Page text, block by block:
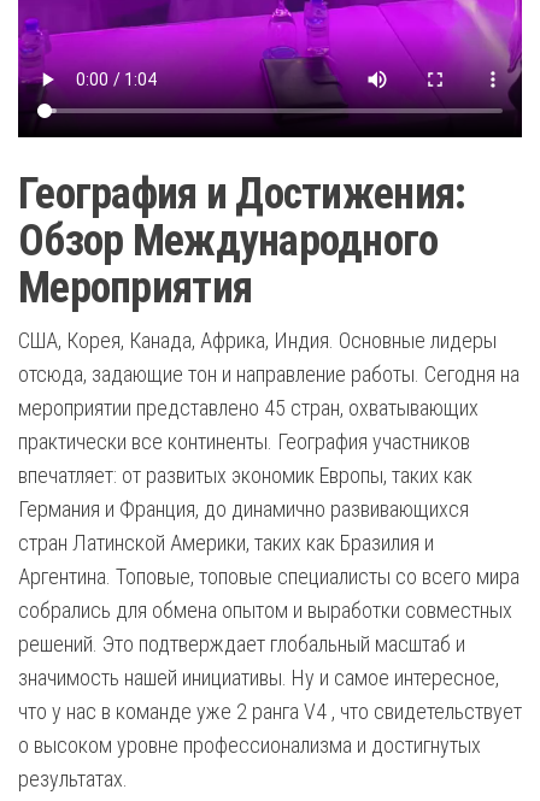
География и Достижения:
Обзор Международного
Мероприятия
США, Корея, Канада, Африка, Индия. Основные лидеры
отсюда, задающие тон и направление работы. Сегодня на
мероприятии представлено 45 стран, охватывающих
практически все континенты. География участников
впечатляет: от развитых экономик Европы, таких как
Германия и Франция, до динамично развивающихся
стран Латинской Америки, таких как Бразилия и
Аргентина. Топовые, топовые специалисты со всего мира
собрались для обмена опытом и выработки совместных
решений. Это подтверждает глобальный масштаб и
значимость нашей инициативы. Ну и самое интересное,
что у нас в команде уже 2 ранга V4 , что свидетельствует
о высоком уровне профессионализма и достигнутых
результатах.